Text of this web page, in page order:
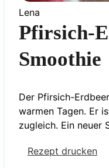
Lena
Pfirsich-
Smoothie
Der Pfirsich-
warmen Tagen. Er
zugleich. Ein neuer
Rezept drucken